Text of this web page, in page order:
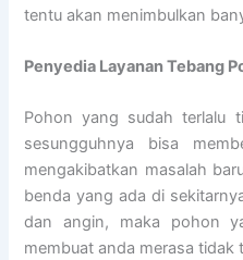
tentu akan menimbulkan
Penyedia Layanan Tebang
Pohon yang sudah terlalu
sesungguhnya bisa
mengakibatkan masalah
benda yang ada di
dan angin, maka pohon
membuat anda merasa tidak